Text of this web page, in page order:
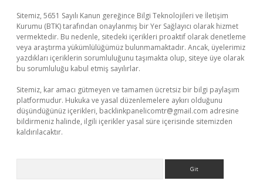
Sitemiz, 5651 Sayılı Kanun gereğince Bilgi Teknolojileri ve İletişim
Kurumu (BTK) tarafından onaylanmış bir Yer Sağlayıcı olarak hizmet
vermektedir. Bu nedenle, sitedeki içerikleri proaktif olarak denetleme
veya araştırma yükümlülüğümüz bulunmamaktadır. Ancak, üyelerimiz
yazdıkları içeriklerin sorumluluğunu taşımakta olup, siteye üye olarak
bu sorumluluğu kabul etmiş sayılırlar.
Sitemiz, kar amacı gütmeyen ve tamamen ücretsiz bir bilgi paylaşım
platformudur. Hukuka ve yasal düzenlemelere aykırı olduğunu
düşündüğünüz içerikleri, backlinkpanelicomtr@gmail.com adresine
bildirmeniz halinde, ilgili içerikler yasal süre içerisinde sitemizden
kaldırılacaktır.